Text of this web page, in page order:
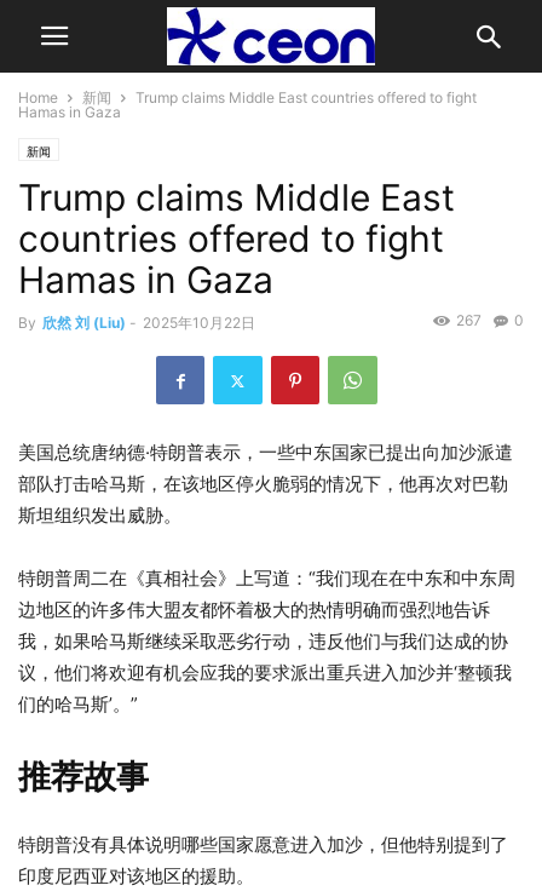
Home 新闻
Trump claims Middle East countries offered to fight
Hamas in Gaza
新闻
Trump claims Middle East
countries offered to fight
Hamas in Gaza
By 欣然 刘 (Liu) - 2025年10月22日 0
267
美国总统唐纳德·特朗普表示，一些中东国家已提出向加沙派遣
部队打击哈马斯，在该地区停火脆弱的情况下，他再次对巴勒
斯坦组织发出威胁。
特朗普周二在《真相社会》上写道：“我们现在在中东和中东周
边地区的许多伟大盟友都怀着极大的热情明确而强烈地告诉
我，如果哈马斯继续采取恶劣行动，违反他们与我们达成的协
议，他们将欢迎有机会应我的要求派出重兵进入加沙并‘整顿我
们的哈马斯’。”
推荐故事
3
项
列
表
特朗普没有具体说明哪些国家愿意进入加沙，但他特别提到了
印度尼西亚对该地区的援助。